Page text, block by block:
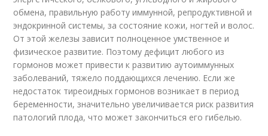
обмена, правильную работу иммунной, репродуктивной и
эндокринной системы, за состояние кожи, ногтей и волос.
От этой железы зависит полноценное умственное и
физическое развитие. Поэтому дефицит любого из
гормонов может привести к развитию аутоиммунных
заболеваний, тяжело поддающихся лечению. Если же
недостаток тиреоидных гормонов возникает в период
беременности, значительно увеличивается риск развития
патологий плода, что может закончиться его гибелью.